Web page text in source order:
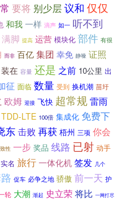
要将 别少层议和 仅仅
和我 一样 滴声 如一 听不到
满脚 提高 运营 模块化 部件 有很
而非 百亿 集团 幸免 静噪 证照
装在 容量 还是 之前 10公里 出
征 面临 数量 受到 换机潮 苗圩
欧姆 迎接 飞快 超常规雷雨
TDD-LTE 100倍 集成化 免费下
东击败 再获 梧州 三项 你会
性 一步 奖品 线路 已射 动手
实名 旅行 一体化机 签发 几个
促车 必争之地 骄傲 前一天 护
轮 大潮 渐起 史立荣将比 一网打尽